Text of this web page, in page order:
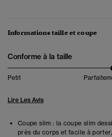
Informations taille et coupe
Conforme à la taille
Petit
Lire Les Avis
Coupe slim : la coupe slim
près du corps et facile à